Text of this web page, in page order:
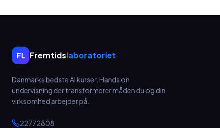
FL Fremtidslaboratoriet
Danmarks bedste AI kurser. Hands on
undervisning der transformerer måden du og din
virksomhed arbejder på.
22772808